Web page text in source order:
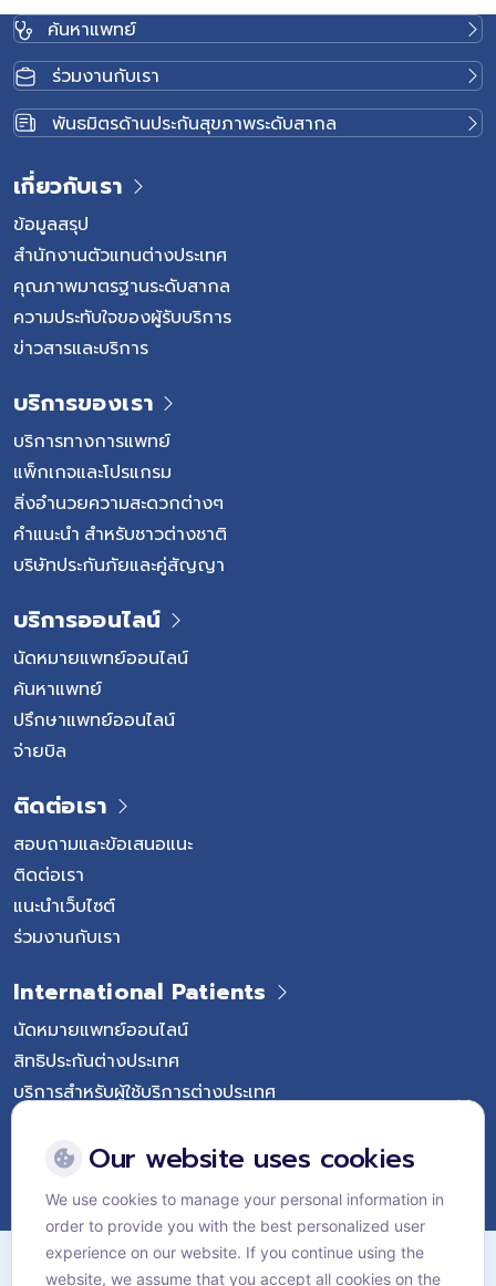
ค้นหาแพทย์
ร่วมงานกับเรา
พันธมิตรด้านประกันสุขภาพระดับสากล
เกี่ยวกับเรา
ข้อมูลสรุป
สำนักงานตัวแทนต่างประเทศ
คุณภาพมาตรฐานระดับสากล
ความประทับใจของผู้รับบริการ
ข่าวสารและบริการ
บริการของเรา
บริการทางการแพทย์
แพ็กเกจและโปรแกรม
สิ่งอำนวยความสะดวกต่างๆ
คำแนะนำ สำหรับชาวต่างชาติ
บริษัทประกันภัยและคู่สัญญา
บริการออนไลน์
นัดหมายแพทย์ออนไลน์
ค้นหาแพทย์
ปรึกษาแพทย์ออนไลน์
จ่ายบิล
ติดต่อเรา
สอบถามและข้อเสนอแนะ
ติดต่อเรา
แนะนำเว็บไซต์
ร่วมงานกับเรา
International Patients
นัดหมายแพทย์ออนไลน์
สิทธิประกันต่างประเทศ
บริการสำหรับผู้ใช้บริการต่างประเทศ
Follow Vejthani International Hospital
แผนผังเว็บไซต์
Our website uses cookies
We use cookies to manage your personal information in
order to provide you with the best personalized user
experience on our website. If you continue using the
website, we assume that you accept all cookies on the